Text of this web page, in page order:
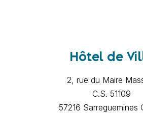
Hôtel de
2, rue du Maire
C.S. 51109
57216 Sarreguemines